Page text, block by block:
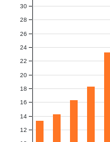
12
14
16
18
20
22
24
26
28
30